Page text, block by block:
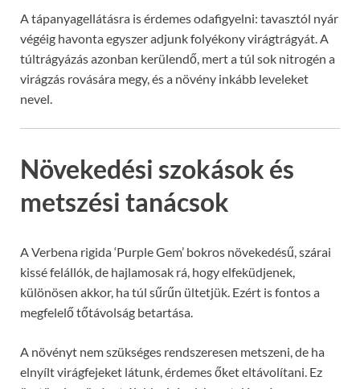
A tápanyagellátásra is érdemes odafigyelni: tavasztól nyár
végéig havonta egyszer adjunk folyékony virágtrágyát. A
túltrágyázás azonban kerülendő, mert a túl sok nitrogén a
virágzás rovására megy, és a növény inkább leveleket
nevel.
Növekedési szokások és
metszési tanácsok
A Verbena rigida ‘Purple Gem’ bokros növekedésű, szárai
kissé felállók, de hajlamosak rá, hogy elfeküdjenek,
különösen akkor, ha túl sűrűn ültetjük. Ezért is fontos a
megfelelő tőtávolság betartása.
A növényt nem szükséges rendszeresen metszeni, de ha
elnyílt virágfejeket látunk, érdemes őket eltávolítani. Ez